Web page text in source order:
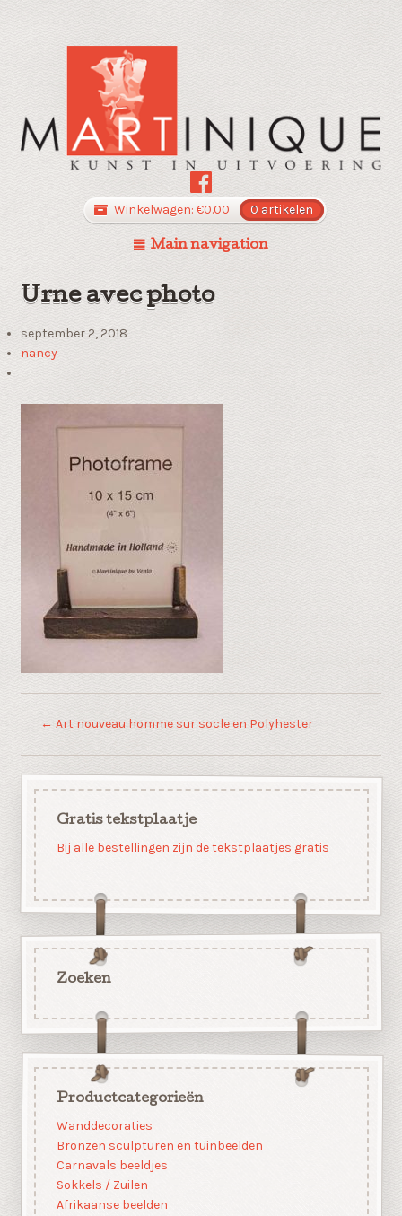
Winkelwagen: €0.00 0 artikelen
Main navigation
Urne avec photo
september 2, 2018
nancy
← Art nouveau homme sur socle en Polyhester
Gratis tekstplaatje
Bij alle bestellingen zijn de tekstplaatjes gratis
Zoeken
Productcategorieën
Wanddecoraties
Bronzen sculpturen en tuinbeelden
Carnavals beeldjes
Sokkels / Zuilen
Afrikaanse beelden